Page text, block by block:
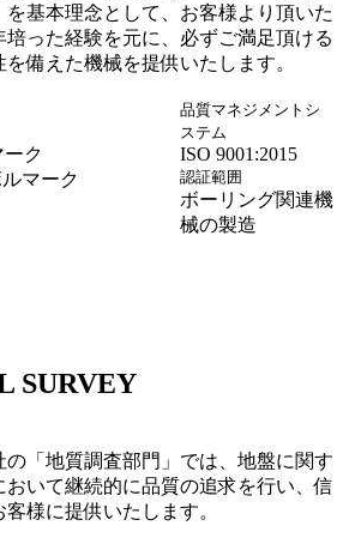
を基本理念として、お客様より頂いた
った経験を元に、必ずご満足頂ける
備えた機械を提供いたします。
品質マネジメントシ
ステム
ISO 9001:2015
認証範囲
ボーリング関連機
械の製造
SURVEY
「地質調査部門」では、地盤に関す
おいて継続的に品質の追求を行い、信
様に提供いたします。